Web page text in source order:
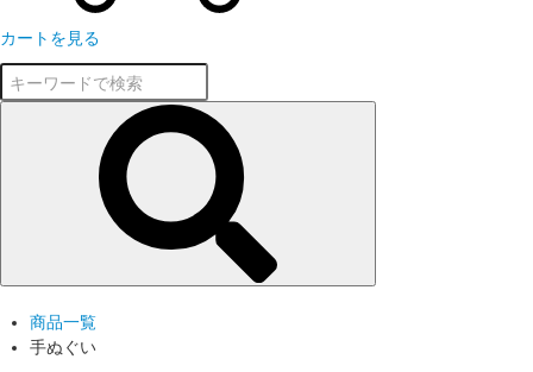
カートを見る
商品一覧
手ぬぐい